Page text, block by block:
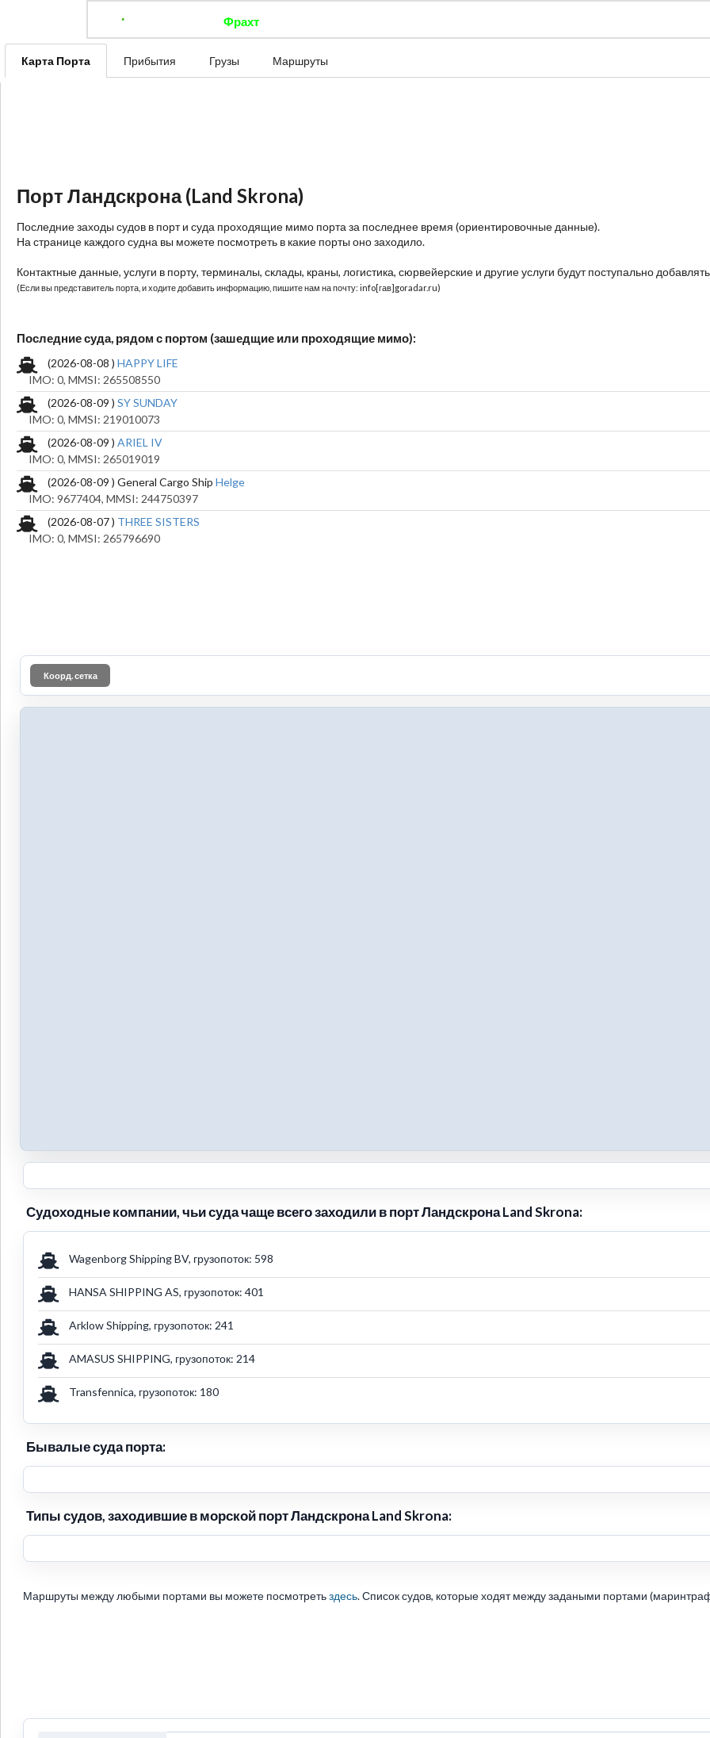
Фрахт
Карта Порта Прибытия Грузы Маршруты
Порт Ландскрона (Land Skrona)
Последние заходы судов в порт и суда проходящие мимо порта за последнее время (ориентировочные данные).
На странице каждого судна вы можете посмотреть в какие порты оно заходило.
Контактные данные, услуги в порту, терминалы, склады, краны, логистика, сюрвейерские и другие услуги будут поступально
(Если вы представитель порта, и ходите добавить информацию, пишите нам на почту: info[гав]goradar.ru)
Последние суда, рядом с портом (зашедщие или проходящие мимо):
(2026-08-08 ) HAPPY LIFE
IMO: 0, MMSI: 265508550
(2026-08-09 ) SY SUNDAY
IMO: 0, MMSI: 219010073
(2026-08-09 ) ARIEL IV
IMO: 0, MMSI: 265019019
(2026-08-09 ) General Cargo Ship Helge
IMO: 9677404, MMSI: 244750397
(2026-08-07 ) THREE SISTERS
IMO: 0, MMSI: 265796690
Коорд. сетка
Судоходные компании, чьи суда чаще всего заходили в порт Ландскрона Land Skrona:
Wagenborg Shipping BV, грузопоток: 598
HANSA SHIPPING AS, грузопоток: 401
Arklow Shipping, грузопоток: 241
AMASUS SHIPPING, грузопоток: 214
Transfennica, грузопоток: 180
Бывалые суда порта:
Типы судов, заходившие в морской порт Ландскрона Land Skrona:
Маршруты между любыми портами вы можете посмотретьздесь. Список судов, которые ходят между задаными портами